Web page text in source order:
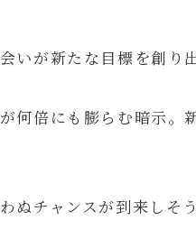
が新たな目標を創り
何倍にも膨らむ暗示。
ぬチャンスが到来しそ